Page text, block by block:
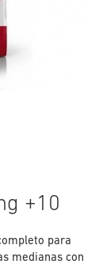
+10
para
medianas con